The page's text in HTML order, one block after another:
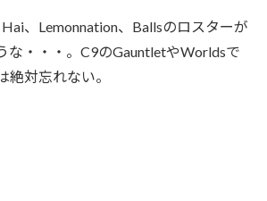
、Lemonnation、Ballsのロスターが
な・・・。C9のGauntletやWorldsで
絶対忘れない。